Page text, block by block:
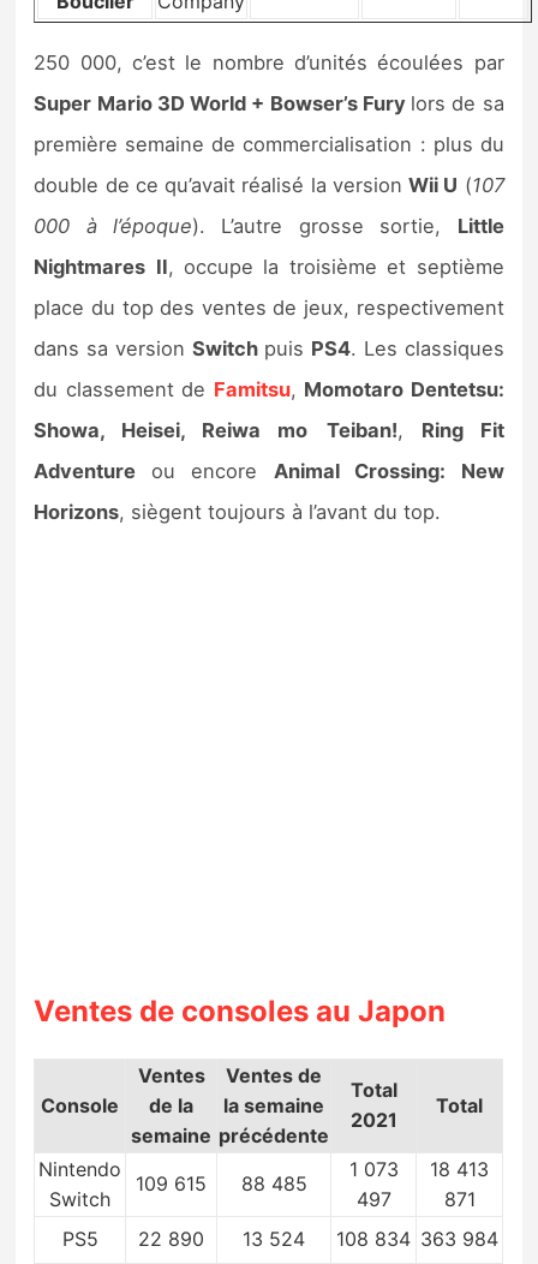
250 000, c’est le nombre d’unités écoulées par
Super Mario 3D World + Bowser’s Fury lors de sa
première semaine de commercialisation : plus du
double de ce qu’avait réalisé la versionWii U (107
000 à l’époque). L’autre grosse sortie, Little
Nightmares II, occupe la troisième et septième
place du top des ventes de jeux, respectivement
dans sa version Switchpuis PS4. Les classiques
du classement de Famitsu, Momotaro Dentetsu:
Showa, Heisei, Reiwa mo
Teiban!, Ring Fit
Adventure ou encore Animal Crossing: New
Horizons, siègent toujours à l’avant du top.
Ventes de consoles au Japon
Console
Ventes
de la
semaine
Ventes de
la semaine
précédente
Total
2021
Total
Nintendo
Switch
109 615 88 485
1 073
497
18 413
871
PS5
22 890 13 524 108 834 363 984